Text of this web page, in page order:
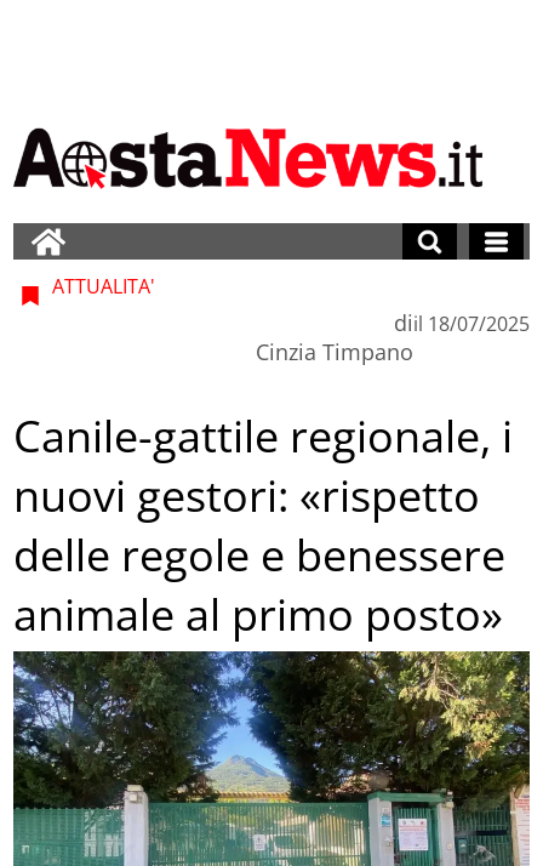
ATTUALITA'
di
Cinzia Timpano
il 18/07/2025
Canile-gattile regionale, i
nuovi gestori: «rispetto
delle regole e benessere
animale al primo posto»